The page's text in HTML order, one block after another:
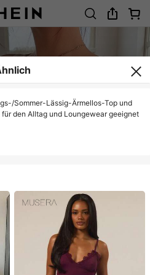
Sommer-Lässig-Ärmellos-Top und
den Alltag und Loungewear geeignet